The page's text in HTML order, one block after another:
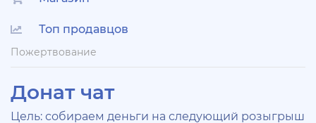
Топ продавцов
Пожертвование
Донат чат
Цель: собираем деньги на следующий розыгрыш